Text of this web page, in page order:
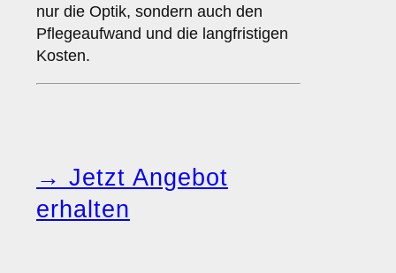
nur die Optik, sondern auch den
Pflegeaufwand und die langfristigen
Kosten.
→ Jetzt Angebot
erhalten